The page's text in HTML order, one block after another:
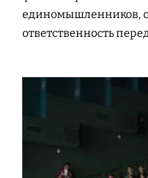
единомышленников,
ответственность